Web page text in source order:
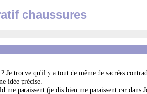
chaussures
Je trouve qu'il y a tout de même de sacrées
idée précise.
paraissent (je dis bien me paraissent car dans